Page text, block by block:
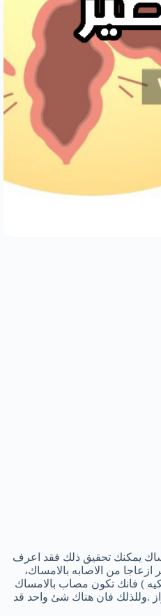
يمكنك تحقيق ذلك فقد اعرف
من الاصابه بالامساك،
) فانك تكون مصاب بالامساك
البراز .وللذلك فان هناك شئ واحد قد